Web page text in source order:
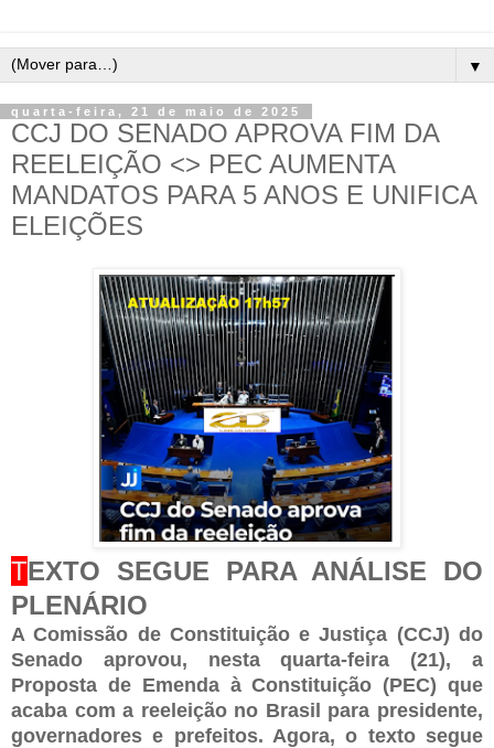
▼
quarta-feira, 21 de maio de 2025
CCJ DO SENADO APROVA FIM DA
REELEIÇÃO <> PEC AUMENTA
MANDATOS PARA 5 ANOS E UNIFICA
ELEIÇÕES
TEXTO SEGUE PARA ANÁLISE DO
PLENÁRIO
A Comissão de Constituição e Justiça (CCJ) do
Senado aprovou, nesta quarta-feira (21), a
Proposta de Emenda à Constituição (PEC) que
acaba com a reeleição no Brasil para presidente,
governadores e prefeitos. Agora, o texto segue